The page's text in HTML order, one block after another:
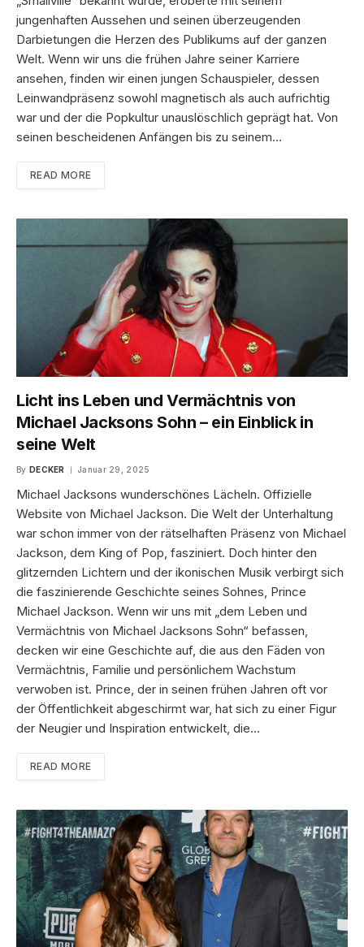
jungenhaften Aussehen und seinen überzeugenden
Darbietungen die Herzen des Publikums auf der ganzen
Welt. Wenn wir uns die frühen Jahre seiner Karriere
ansehen, finden wir einen jungen Schauspieler, dessen
Leinwandpräsenz sowohl magnetisch als auch aufrichtig
war und der die Popkultur unauslöschlich geprägt hat. Von
seinen bescheidenen Anfängen bis zu seinem…
READ MORE
Licht ins Leben und Vermächtnis von
Michael Jacksons Sohn – ein Einblick in
seine Welt
By DECKER Januar 29, 2025
Michael Jacksons wunderschönes Lächeln. Offizielle
Website von Michael Jackson. Die Welt der Unterhaltung
war schon immer von der rätselhaften Präsenz von Michael
Jackson, dem King of Pop, fasziniert. Doch hinter den
glitzernden Lichtern und der ikonischen Musik verbirgt sich
die faszinierende Geschichte seines Sohnes, Prince
Michael Jackson. Wenn wir uns mit „dem Leben und
Vermächtnis von Michael Jacksons Sohn“ befassen,
decken wir eine Geschichte auf, die aus den Fäden von
Vermächtnis, Familie und persönlichem Wachstum
verwoben ist. Prince, der in seinen frühen Jahren oft vor
der Öffentlichkeit abgeschirmt war, hat sich zu einer Figur
der Neugier und Inspiration entwickelt, die…
READ MORE